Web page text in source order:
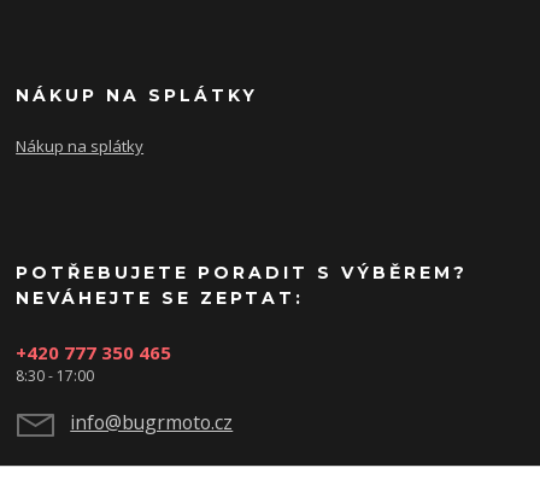
NÁKUP NA SPLÁTKY
Nákup na splátky
POTŘEBUJETE PORADIT S VÝBĚREM?
NEVÁHEJTE SE ZEPTAT:
+420 777 350 465
8:30 - 17:00
info@bugrmoto.cz